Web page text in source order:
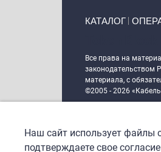
КАТАЛОГ
Все права на
законодательством
материала, с
©2005 - 2026
DrupalCoder —
Наш сайт использует файлы
подтверждаете свое